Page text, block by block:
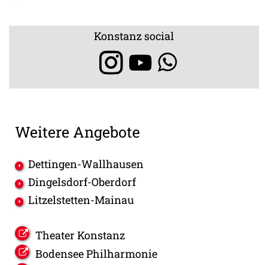
Konstanz social
Weitere Angebote
Dettingen-Wallhausen
Dingelsdorf-Oberdorf
Litzelstetten-Mainau
Theater Konstanz
Bodensee Philharmonie